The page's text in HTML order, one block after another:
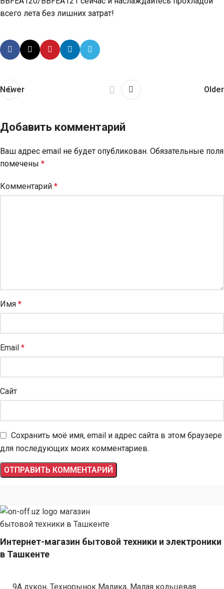
всего лета без лишних затрат!
Newer Older
Добавить комментарий
Ваш адрес email не будет опубликован. Обязательные поля
помечены *
Комментарий *
Имя *
Email *
Сайт
Сохранить моё имя, email и адрес сайта в этом браузере
для последующих моих комментариев.
Интернет-магазин бытовой техники и электроники
в Ташкенте
9А дукон, Технорынок Малика, Малая кольцевая